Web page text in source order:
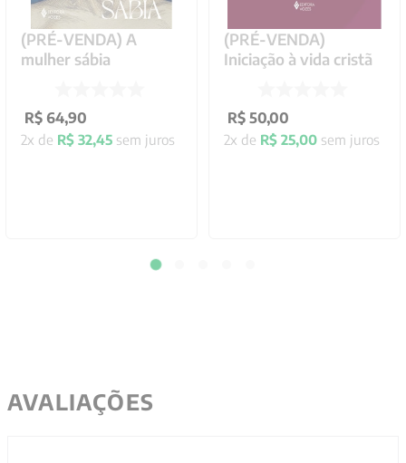
(PRÉ-VENDA) A
mulher sábia
R$ 64,90
2x de R$ 32,45 sem juros
(PRÉ-VENDA)
Iniciação à vida cristã
R$ 50,00
2x de R$ 25,00 sem juros
AVALIAÇÕES